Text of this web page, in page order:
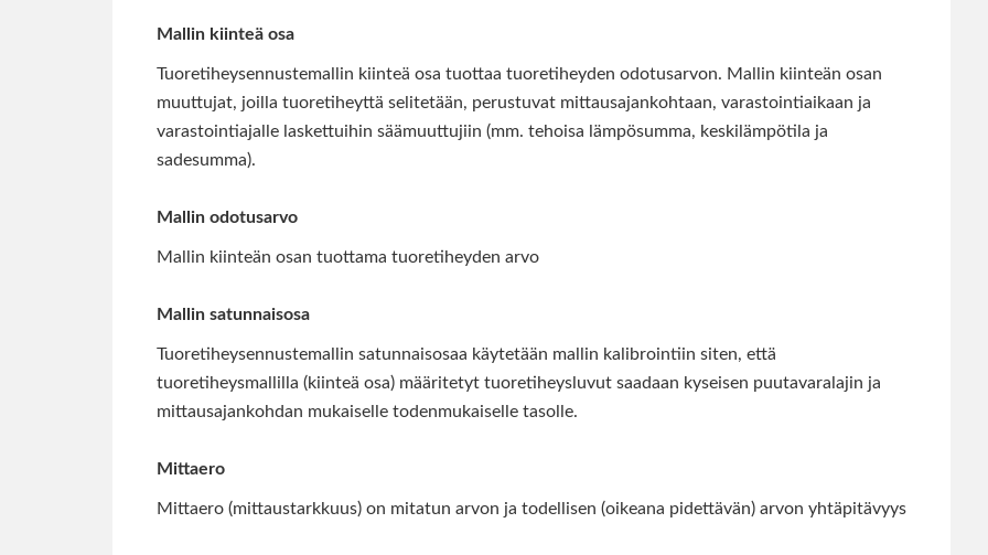
Mallin kiinteä osa
Tuoretiheysennustemallin kiinteä osa tuottaa tuoretiheyden odotusarvon. Mallin kiinteän osan
muuttujat, joilla tuoretiheyttä selitetään, perustuvat mittausajankohtaan, varastointiaikaan ja
varastointiajalle laskettuihin säämuuttujiin (mm. tehoisa lämpösumma, keskilämpötila ja
sadesumma).
Mallin odotusarvo
Mallin kiinteän osan tuottama tuoretiheyden arvo
Mallin satunnaisosa
Tuoretiheysennustemallin satunnaisosaa käytetään mallin kalibrointiin siten, että
tuoretiheysmallilla (kiinteä osa) määritetyt tuoretiheysluvut saadaan kyseisen puutavaralajin ja
mittausajankohdan mukaiselle todenmukaiselle tasolle.
Mittaero
Mittaero (mittaustarkkuus) on mitatun arvon ja todellisen (oikeana pidettävän) arvon yhtäpitävyys